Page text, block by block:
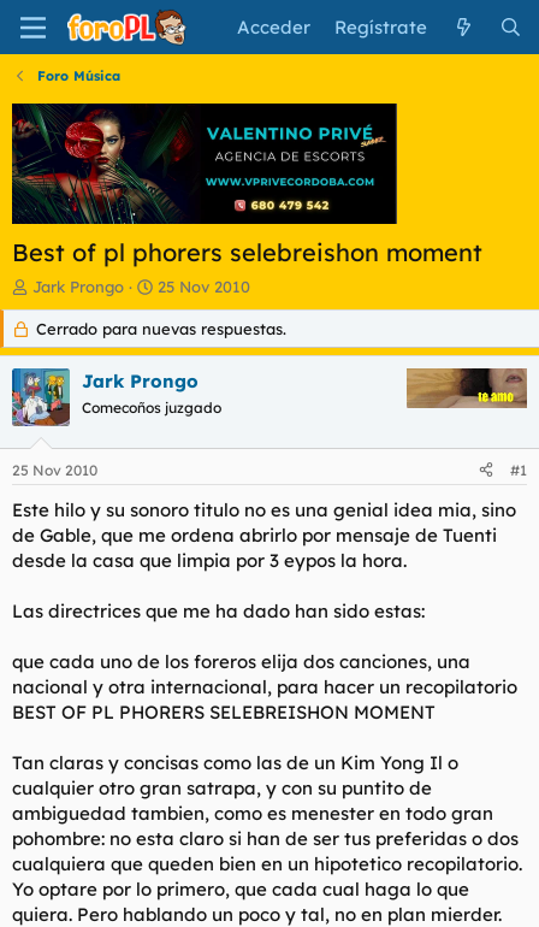
Acceder Regístrate
Foro Música
Best of pl phorers selebreishon moment
I
n
c
i
a
d
o
d
e
t
e
a
Jark Prongo
F
e
c
h
d
e
i
o
25 Nov 2010
Cerrado para nuevas respuestas.
Jark Prongo
Comecoños juzgado
25 Nov 2010 #1
Este hilo y su sonoro titulo no es una genial idea mia, sino
de Gable, que me ordena abrirlo por mensaje de Tuenti
desde la casa que limpia por 3 eypos la hora.
Las directrices que me ha dado han sido estas:
que cada uno de los foreros elija dos canciones, una
nacional y otra internacional, para hacer un recopilatorio
BEST OF PL PHORERS SELEBREISHON MOMENT
Tan claras y concisas como las de un Kim Yong Il o
cualquier otro gran satrapa, y con su puntito de
ambiguedad tambien, como es menester en todo gran
pohombre: no esta claro si han de ser tus preferidas o dos
cualquiera que queden bien en un hipotetico recopilatorio.
Yo optare por lo primero, que cada cual haga lo que
quiera. Pero hablando un poco y tal, no en plan mierder.